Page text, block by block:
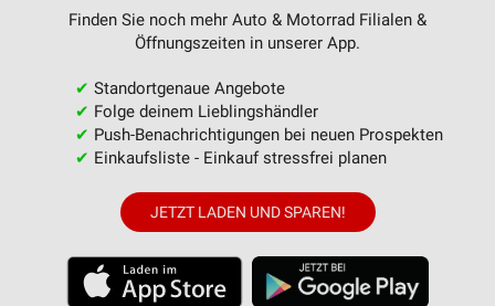
Finden Sie noch mehr Auto & Motorrad Filialen &
Öffnungszeiten in unserer App.
✔ Standortgenaue Angebote
✔ Folge deinem Lieblingshändler
✔ Push-Benachrichtigungen bei neuen Prospekten
✔ Einkaufsliste - Einkauf stressfrei planen
JETZT LADEN UND SPAREN!